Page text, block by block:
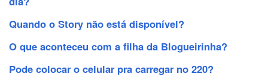
Quando o Story não está disponível?
O que aconteceu com a filha da Blogueirinha?
Pode colocar o celular pra carregar no 220?